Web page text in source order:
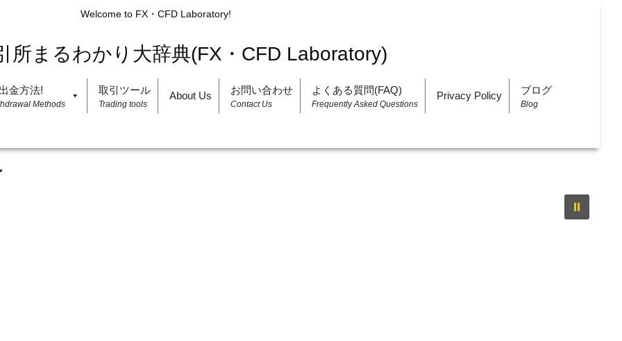
Welcome to FX・CFD Laboratory!
金方法!
Methods
取引ツール
Trading tools
About Us お問い合わせ
Contact Us
よくある質問(FAQ)
Frequently Asked Questions
Privacy Policy ブログ
Blog